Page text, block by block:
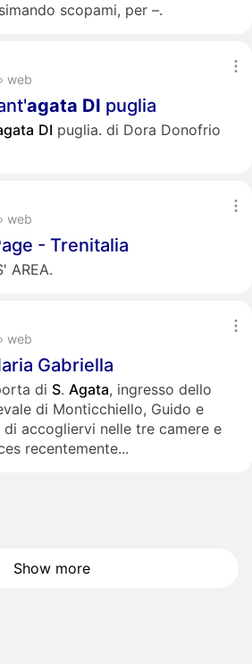
scopami, per –.
web
agata DI puglia
DI puglia. di Dora Donofrio
web
- Trenitalia
AREA.
web
Gabriella
di S. Agata, ingresso dello
di Monticchiello, Guido e
accogliervi nelle tre camere e
recentemente...
Show more